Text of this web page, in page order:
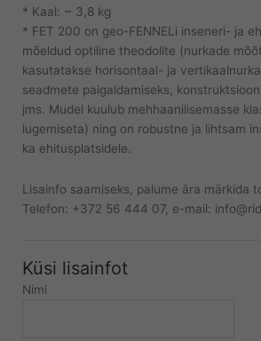
* Kaal: ~ 3,8 kg
* FET 200 on geo-FENNELi inseneri- ja
mõeldud optiline theodolite (nurkade
kasutatakse horisontaal- ja
seadmete paigaldamiseks,
jms. Mudel kuulub mehhaanilisemasse
lugemiseta) ning on robustne ja lihtsam
ka ehitusplatsidele.
Lisainfo saamiseks, palume ära märkida
Telefon: +372 56 444 07, e-mail:
Küsi lisainfot
Nimi